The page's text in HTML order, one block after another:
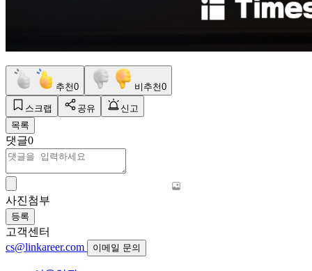
추천0 비추천0
스크랩 공유
신고
목록
댓글0
사진첨부
등록
고객센터
cs@linkareer.com
이메일 문의